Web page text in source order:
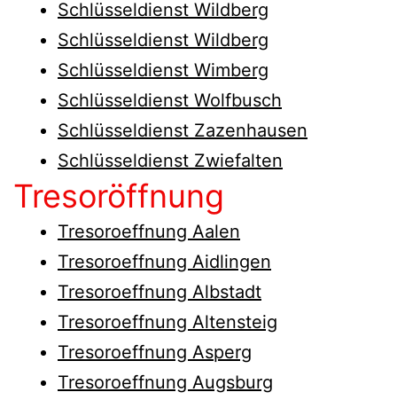
Schlüsseldienst Wildberg
Schlüsseldienst Wildberg
Schlüsseldienst Wimberg
Schlüsseldienst Wolfbusch
Schlüsseldienst Zazenhausen
Schlüsseldienst Zwiefalten
Tresoröffnung
Tresoroeffnung Aalen
Tresoroeffnung Aidlingen
Tresoroeffnung Albstadt
Tresoroeffnung Altensteig
Tresoroeffnung Asperg
Tresoroeffnung Augsburg